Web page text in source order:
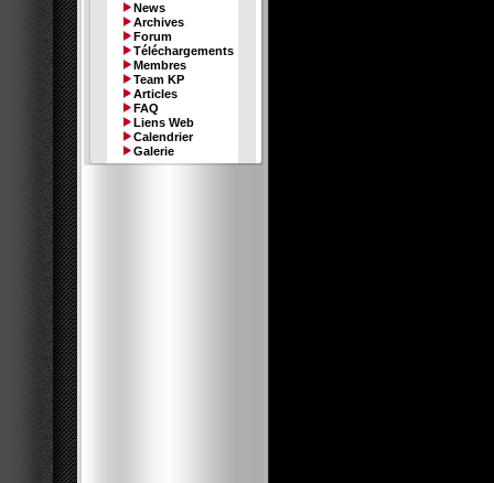
News
Archives
Forum
Téléchargements
Membres
Team KP
Articles
FAQ
Liens Web
Calendrier
Galerie